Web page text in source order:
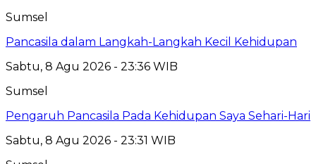
Sumsel
Pancasila dalam Langkah-Langkah Kecil Kehidupan
Sabtu, 8 Agu 2026 - 23:36 WIB
Sumsel
Pengaruh Pancasila Pada Kehidupan Saya Sehari-Hari
Sabtu, 8 Agu 2026 - 23:31 WIB